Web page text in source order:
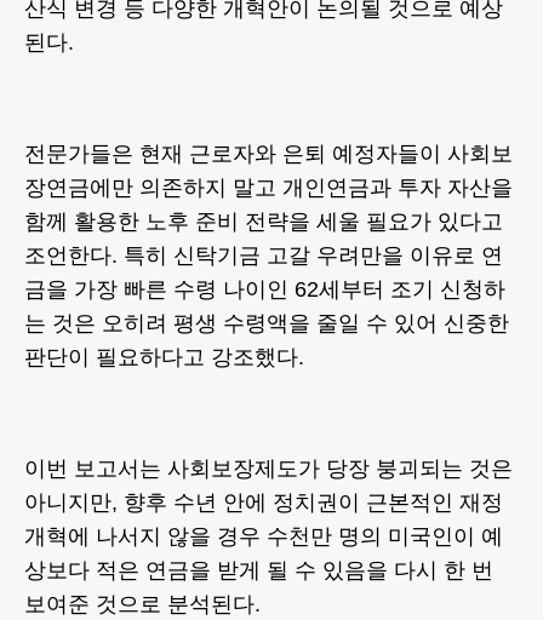
산식 변경 등 다양한 개혁안이 논의될 것으로 예상
된다.
전문가들은 현재 근로자와 은퇴 예정자들이 사회보
장연금에만 의존하지 말고 개인연금과 투자 자산을
함께 활용한 노후 준비 전략을 세울 필요가 있다고
조언한다. 특히 신탁기금 고갈 우려만을 이유로 연
금을 가장 빠른 수령 나이인 62세부터 조기 신청하
는 것은 오히려 평생 수령액을 줄일 수 있어 신중한
판단이 필요하다고 강조했다.
이번 보고서는 사회보장제도가 당장 붕괴되는 것은
아니지만, 향후 수년 안에 정치권이 근본적인 재정
개혁에 나서지 않을 경우 수천만 명의 미국인이 예
상보다 적은 연금을 받게 될 수 있음을 다시 한 번
보여준 것으로 분석된다.